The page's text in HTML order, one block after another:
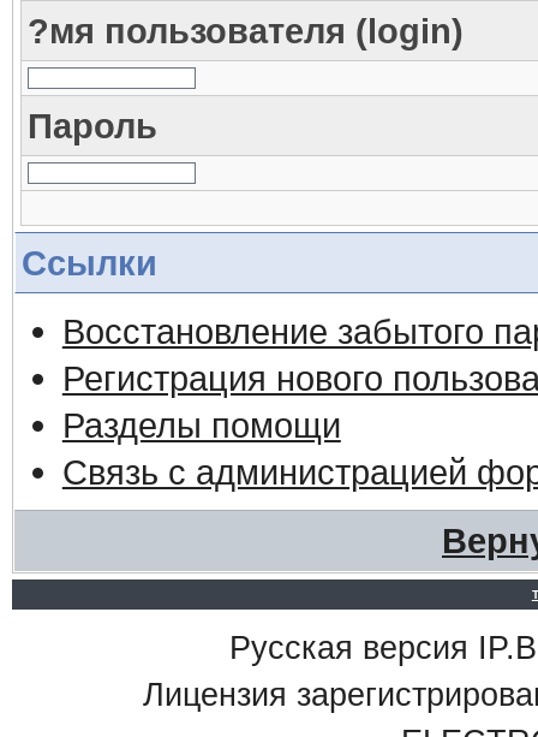
?мя пользователя (login)
Пароль
Ссылки
Восстановление забытого
Регистрация нового
Разделы помощи
Связь с администрацией
Русская версия
Лицензия